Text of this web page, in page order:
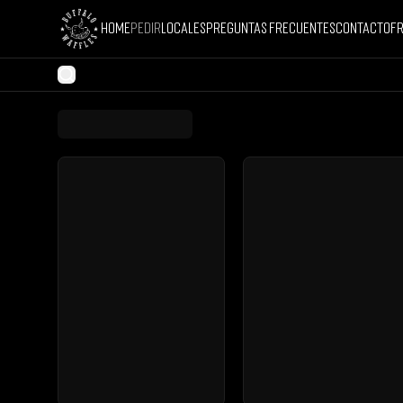
Home Pedir Locales Preguntas FrecuentesContacto